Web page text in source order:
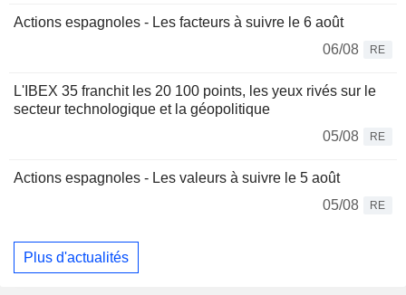
Actions espagnoles - Les facteurs à suivre le 6 août
06/08
RE
L'IBEX 35 franchit les 20 100 points, les yeux rivés sur le
secteur technologique et la géopolitique
05/08
RE
Actions espagnoles - Les valeurs à suivre le 5 août
05/08
RE
Plus d'actualités